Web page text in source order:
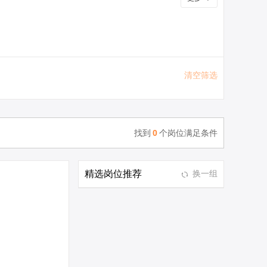
清空筛选
找到 0个岗位满足条件
精选岗位推荐 换一组